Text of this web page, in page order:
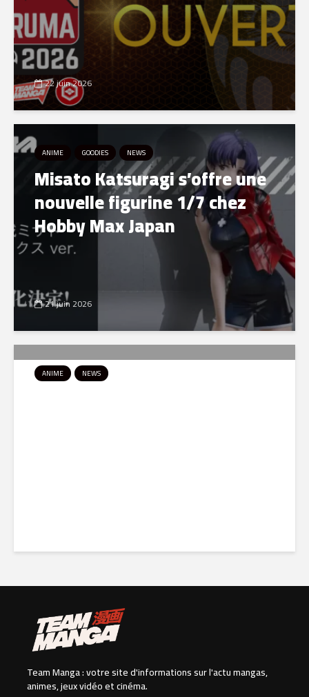
22 juin 2026
ANIME GOODIES NEWS
Misato Katsuragi s’offre une
nouvelle figurine 1/7 chez
Hobby Max Japan
21 juin 2026
ANIME NEWS
Team Manga : votre site d'informations sur l'actu mangas,
animes, jeux vidéo et cinéma.